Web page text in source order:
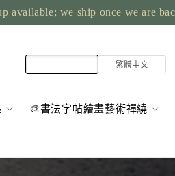
back.
🎨書法字帖繪畫藝術禪繞